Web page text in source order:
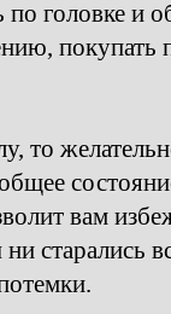
головке и
то
вам
старались